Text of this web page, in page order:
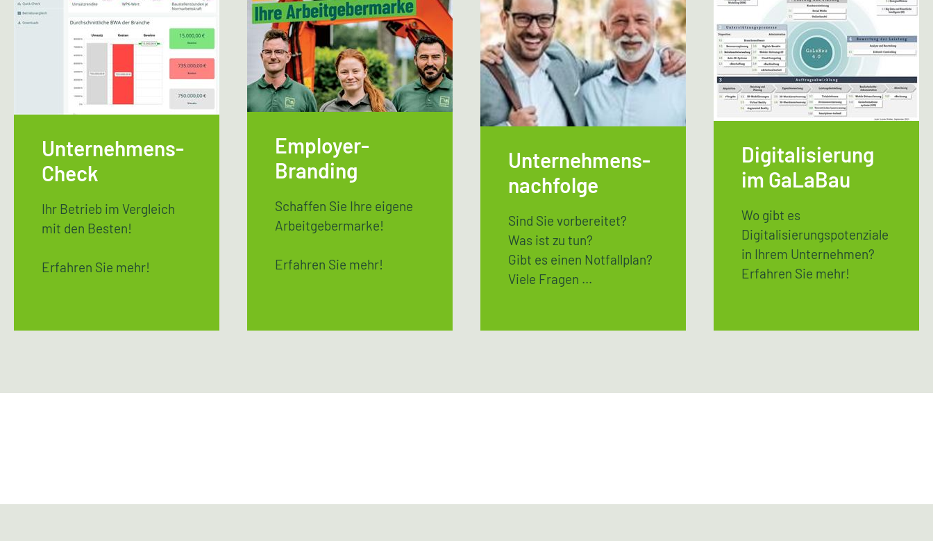
Unternehmens-
Check
Ihr Betrieb im Vergleich
mit den Besten!
Erfahren Sie mehr!
Employer-
Branding
Schaffen Sie Ihre eigene
Arbeitgebermarke!
Erfahren Sie mehr!
Unternehmens-
nachfolge
Sind Sie vorbereitet?
Was ist zu tun?
Gibt es einen Notfallplan?
Viele Fragen ...
Digitalisierung
im GaLaBau
Wo gibt es
Digitalisierungspotenziale
in Ihrem Unternehmen?
Erfahren Sie mehr!